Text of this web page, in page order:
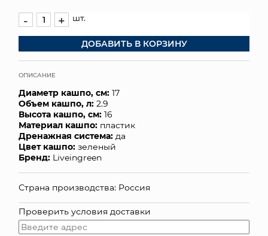
ТОРГОВЫЙ ЦЕНТР
ОПТОВЫМ КЛИЕНТАМ
ДОСТАВКА И ОПЛАТА
- + шт.
ДОБАВИТЬ В КОРЗИНУ
ОПИСАНИЕ
Диаметр кашпо, см: 17
Объем кашпо, л: 2.9
Высота кашпо, см: 16
Материал кашпо: пластик
Дренажная система: да
Цвет кашпо: зеленый
Бренд: Liveingreen
Страна производства: Россия
Проверить условия доставки